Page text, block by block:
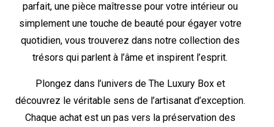
parfait, une pièce maîtresse pour votre intérieur ou
simplement une touche de beauté pour égayer votre
quotidien, vous trouverez dans notre collection des
trésors qui parlent à l’âme et inspirent l’esprit.
Plongez dans l’univers de The Luxury Box et
découvrez le véritable sens de l’artisanat d’exception.
Chaque achat est un pas vers la préservation des